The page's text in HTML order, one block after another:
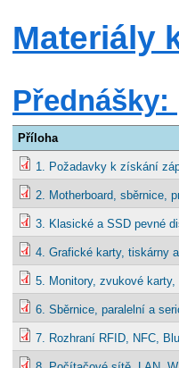
Materiály
Přednášky:
Příloha
1. Požadavky k získání
2. Motherboard, sběrnice,
3. Klasické a SSD pevné
4. Grafické karty, tiskárny
5. Monitory, zvukové
6. Sběrnice, paralelní a
7. Rozhraní RFID, NFC,